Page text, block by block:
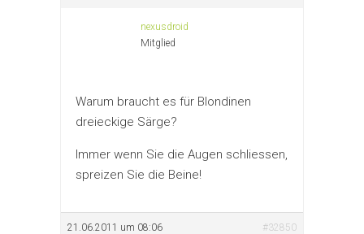
nexusdroid
Mitglied
Warum braucht es für Blondinen
dreieckige Särge?
Immer wenn Sie die Augen schliessen,
spreizen Sie die Beine!
21.06.2011 um 08:06 #32850